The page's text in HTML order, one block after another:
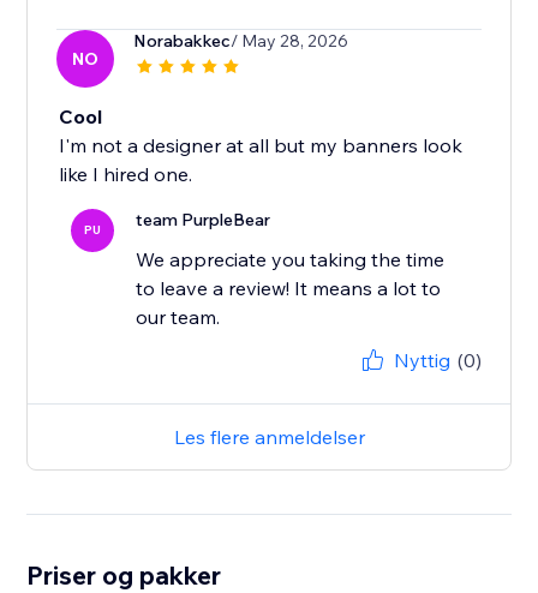
NO
Norabakkec/ May 28, 2026
Cool
I'm not a designer at all but my banners look
like I hired one.
PU team PurpleBear
We appreciate you taking the time
to leave a review! It means a lot to
our team.
Nyttig (0)
Les flere anmeldelser
Priser og pakker